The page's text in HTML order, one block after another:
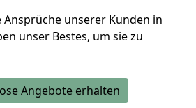
unserer Kunden in
unser Bestes, um sie zu
Angebote erhalten